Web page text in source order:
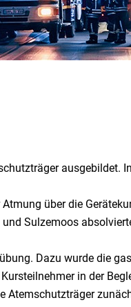
über die
Sulzemoos
Dazu wurde die
in der